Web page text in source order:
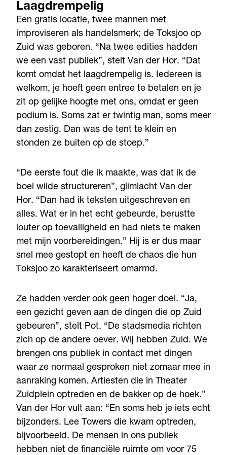
Laagdrempelig
Een gratis locatie, twee mannen met
improviseren als handelsmerk; de Toksjoo op
Zuid was geboren. “Na twee edities hadden
we een vast publiek”, stelt Van der Hor. “Dat
komt omdat het laagdrempelig is. Iedereen is
welkom, je hoeft geen entree te betalen en je
zit op gelijke hoogte met ons, omdat er geen
podium is. Soms zat er twintig man, soms meer
dan zestig. Dan was de tent te klein en
stonden ze buiten op de stoep.”
“De eerste fout die ik maakte, was dat ik de
boel wilde structureren”, glimlacht Van der
Hor. “Dan had ik teksten uitgeschreven en
alles. Wat er in het echt gebeurde, berustte
louter op toevalligheid en had niets te maken
met mijn voorbereidingen.” Hij is er dus maar
snel mee gestopt en heeft de chaos die hun
Toksjoo zo karakteriseert omarmd.
Ze hadden verder ook geen hoger doel. “Ja,
een gezicht geven aan de dingen die op Zuid
gebeuren”, stelt Pot. “De stadsmedia richten
zich op de andere oever. Wij hebben Zuid. We
brengen ons publiek in contact met dingen
waar ze normaal gesproken niet zomaar mee in
aanraking komen. Artiesten die in Theater
Zuidplein optreden en de bakker op de hoek.”
Van der Hor vult aan: “En soms heb je iets echt
bijzonders. Lee Towers die kwam optreden,
bijvoorbeeld. De mensen in ons publiek
hebben niet de financiële ruimte om voor 75